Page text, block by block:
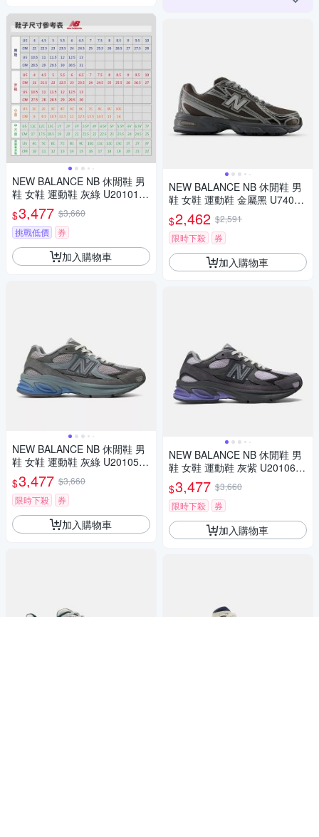
NEW BALANCE NB 休閒鞋 男
鞋 女鞋 運動鞋 灰綠 U20101A
H-D楦
$3,477 $3,660
挑戰低價
券
加入購物車
NEW BALANCE NB 休閒鞋 男
鞋 女鞋 運動鞋 灰綠 U201056
U-D楦
$3,477 $3,660
限時下殺
券
加入購物車
NEW BALANCE NB 休閒鞋 男
鞋 女鞋 運動鞋 金屬黑 U7407Y
I-D楦
$2,462 $2,591
限時下殺
券
加入購物車
NEW BALANCE NB 休閒鞋 男
鞋 女鞋 運動鞋 灰紫 U20106K
C-D楦
$3,477 $3,660
限時下殺
券
加入購物車